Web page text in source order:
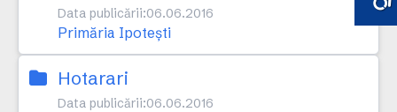
Data publicării:06.06.2016
Primăria Ipotești
Hotarari
Data publicării:06.06.2016